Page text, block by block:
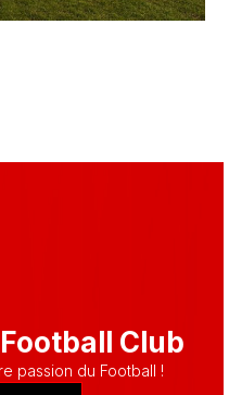
Club
passion du Football !